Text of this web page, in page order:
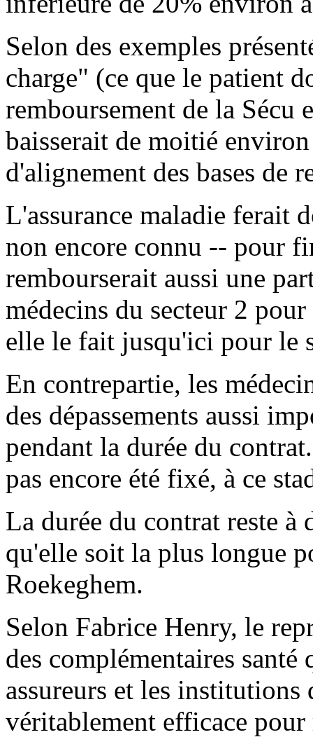
Selon des exemples
charge" (ce que le patient
remboursement de la Sécu
baisserait de moitié
d'alignement des bases de
L'assurance maladie ferait
non encore connu -- pour
rembourserait aussi une
médecins du secteur 2
elle le fait jusqu'ici pour le
En contrepartie, les
des dépassements aussi
pendant la durée du
pas encore été fixé, à ce
La durée du contrat reste
qu'elle soit la plus longue
Roekeghem.
Selon Fabrice Henry, le
des complémentaires
assureurs et les institutions
véritablement efficace pour